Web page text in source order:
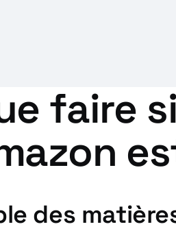
faire
des